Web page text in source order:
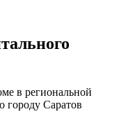
в региональной
городу Саратов